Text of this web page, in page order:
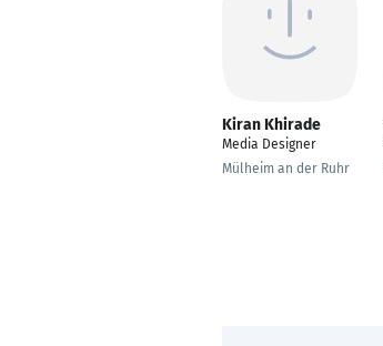
Kiran Khirade
Media Designer
Mülheim an der Ruhr